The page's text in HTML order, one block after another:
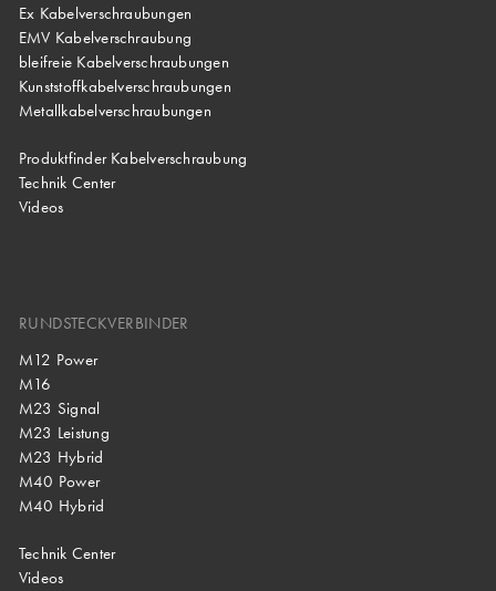
Ex Kabelverschraubungen
EMV Kabelverschraubung
bleifreie Kabelverschraubungen
Kunststoffkabelverschraubungen
Metallkabelverschraubungen
Produktfinder Kabelverschraubung
Technik Center
Videos
RUNDSTECKVERBINDER
M12 Power
M16
M23 Signal
M23 Leistung
M23 Hybrid
M40 Power
M40 Hybrid
Technik Center
Videos